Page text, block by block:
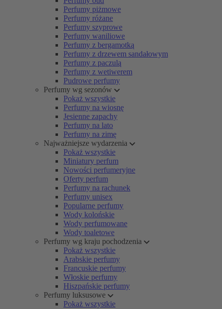
Perfumy piżmowe
Perfumy różane
Perfumy szyprowe
Perfumy waniliowe
Perfumy z bergamotką
Perfumy z drzewem sandałowym
Perfumy z paczulą
Perfumy z wetiwerem
Pudrowe perfumy
Perfumy wg sezonów
Pokaż wszystkie
Perfumy na wiosnę
Jesienne zapachy
Perfumy na lato
Perfumy na zimę
Najważniejsze wydarzenia
Pokaż wszystkie
Miniatury perfum
Nowości perfumeryjne
Oferty perfum
Perfumy na rachunek
Perfumy unisex
Popularne perfumy
Wody kolońskie
Wody perfumowane
Wody toaletowe
Perfumy wg kraju pochodzenia
Pokaż wszystkie
Arabskie perfumy
Francuskie perfumy
Włoskie perfumy
Hiszpańskie perfumy
Perfumy luksusowe
Pokaż wszystkie